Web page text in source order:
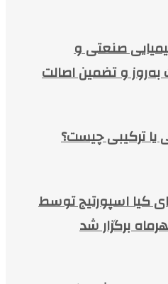
صنعتی و
و تضمین اصالت
ترکیبی چیست؟
کیا اسپورتیج توسط
برگزار شد